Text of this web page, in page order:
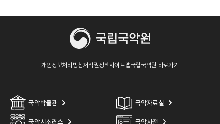
개인정보처리방침저작권정책사이트맵국립국악원 바로가기
국악박물관 국악자료실
국악시소러스 국악사전